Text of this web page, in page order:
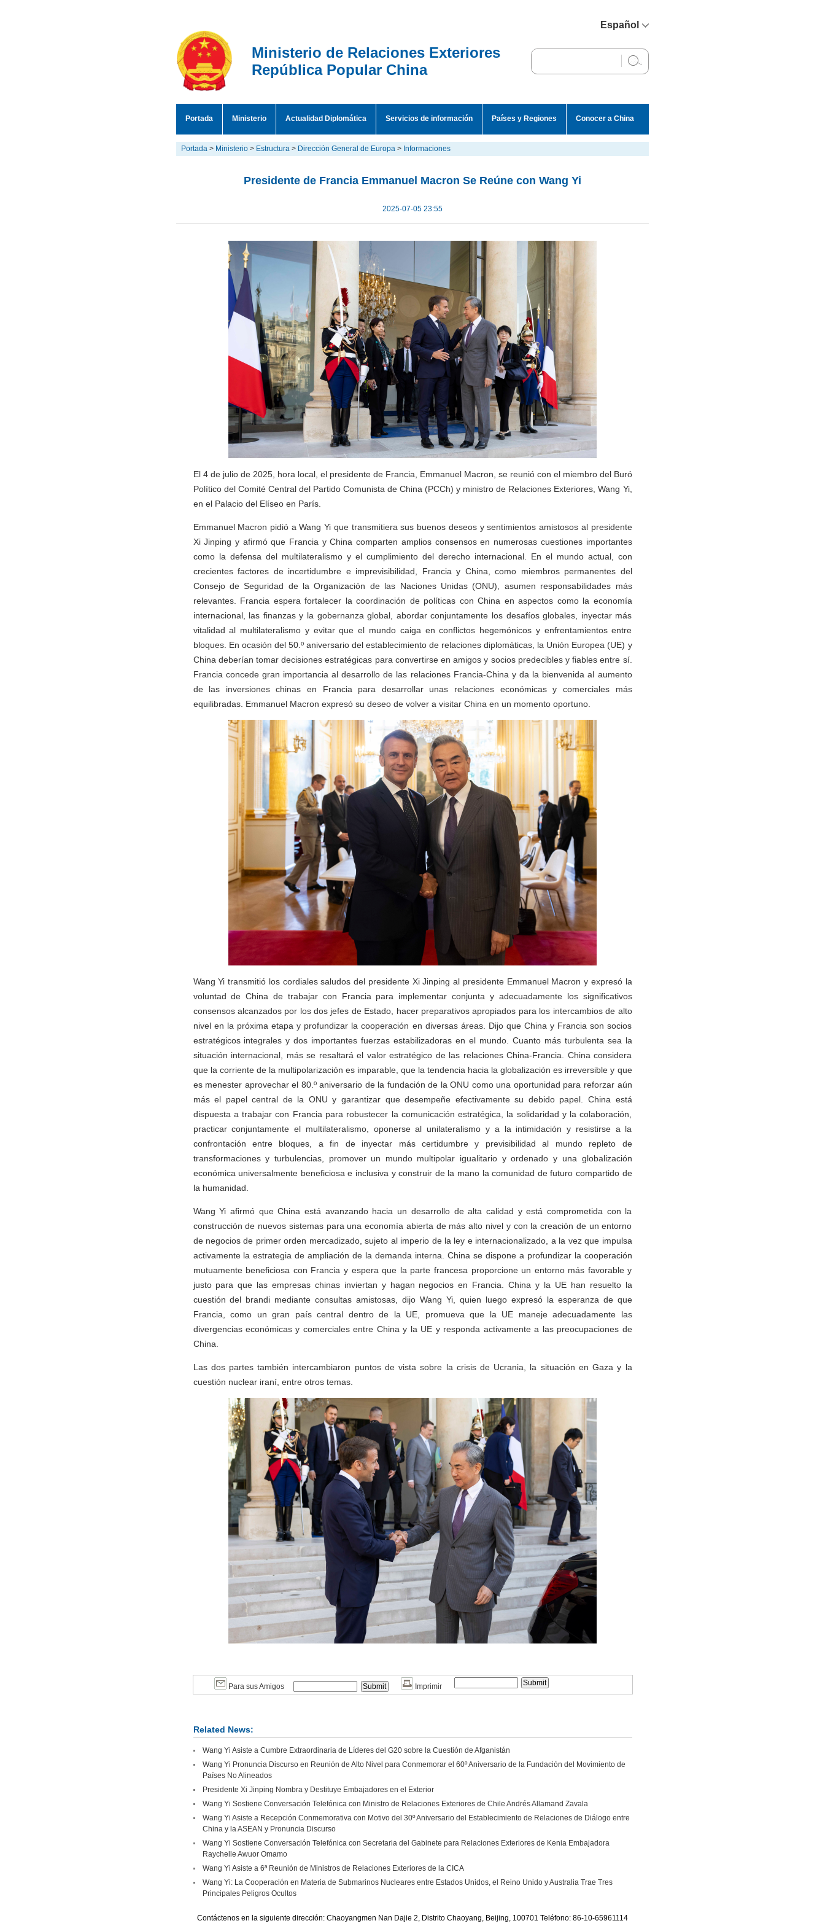
Español
English
Ministerio de Relaciones Exteriores
República Popular China
Portada Ministerio Actualidad Diplomática Servicios de información Países y Regiones Conocer a China
Portada > Ministerio > Estructura > Dirección General de Europa > Informaciones
Presidente de Francia Emmanuel Macron Se Reúne con Wang Yi
2025-07-05 23:55
El 4 de julio de 2025, hora local, el presidente de Francia, Emmanuel Macron, se reunió con el miembro del Buró
Político del Comité Central del Partido Comunista de China (PCCh) y ministro de Relaciones Exteriores, Wang Yi,
en el Palacio del Elíseo en París.
Emmanuel Macron pidió a Wang Yi que transmitiera sus buenos deseos y sentimientos amistosos al presidente
Xi Jinping y afirmó que Francia y China comparten amplios consensos en numerosas cuestiones importantes
como la defensa del multilateralismo y el cumplimiento del derecho internacional. En el mundo actual, con
crecientes factores de incertidumbre e imprevisibilidad, Francia y China, como miembros permanentes del
Consejo de Seguridad de la Organización de las Naciones Unidas (ONU), asumen responsabilidades más
relevantes. Francia espera fortalecer la coordinación de políticas con China en aspectos como la economía
internacional, las finanzas y la gobernanza global, abordar conjuntamente los desafíos globales, inyectar más
vitalidad al multilateralismo y evitar que el mundo caiga en conflictos hegemónicos y enfrentamientos entre
bloques. En ocasión del 50.º aniversario del establecimiento de relaciones diplomáticas, la Unión Europea (UE) y
China deberían tomar decisiones estratégicas para convertirse en amigos y socios predecibles y fiables entre sí.
Francia concede gran importancia al desarrollo de las relaciones Francia-China y da la bienvenida al aumento
de las inversiones chinas en Francia para desarrollar unas relaciones económicas y comerciales más
equilibradas. Emmanuel Macron expresó su deseo de volver a visitar China en un momento oportuno.
Wang Yi transmitió los cordiales saludos del presidente Xi Jinping al presidente Emmanuel Macron y expresó la
voluntad de China de trabajar con Francia para implementar conjunta y adecuadamente los significativos
consensos alcanzados por los dos jefes de Estado, hacer preparativos apropiados para los intercambios de alto
nivel en la próxima etapa y profundizar la cooperación en diversas áreas. Dijo que China y Francia son socios
estratégicos integrales y dos importantes fuerzas estabilizadoras en el mundo. Cuanto más turbulenta sea la
situación internacional, más se resaltará el valor estratégico de las relaciones China-Francia. China considera
que la corriente de la multipolarización es imparable, que la tendencia hacia la globalización es irreversible y que
es menester aprovechar el 80.º aniversario de la fundación de la ONU como una oportunidad para reforzar aún
más el papel central de la ONU y garantizar que desempeñe efectivamente su debido papel. China está
dispuesta a trabajar con Francia para robustecer la comunicación estratégica, la solidaridad y la colaboración,
practicar conjuntamente el multilateralismo, oponerse al unilateralismo y a la intimidación y resistirse a la
confrontación entre bloques, a fin de inyectar más certidumbre y previsibilidad al mundo repleto de
transformaciones y turbulencias, promover un mundo multipolar igualitario y ordenado y una globalización
económica universalmente beneficiosa e inclusiva y construir de la mano la comunidad de futuro compartido de
la humanidad.
Wang Yi afirmó que China está avanzando hacia un desarrollo de alta calidad y está comprometida con la
construcción de nuevos sistemas para una economía abierta de más alto nivel y con la creación de un entorno
de negocios de primer orden mercadizado, sujeto al imperio de la ley e internacionalizado, a la vez que impulsa
activamente la estrategia de ampliación de la demanda interna. China se dispone a profundizar la cooperación
mutuamente beneficiosa con Francia y espera que la parte francesa proporcione un entorno más favorable y
justo para que las empresas chinas inviertan y hagan negocios en Francia. China y la UE han resuelto la
cuestión del brandi mediante consultas amistosas, dijo Wang Yi, quien luego expresó la esperanza de que
Francia, como un gran país central dentro de la UE, promueva que la UE maneje adecuadamente las
divergencias económicas y comerciales entre China y la UE y responda activamente a las preocupaciones de
China.
Las dos partes también intercambiaron puntos de vista sobre la crisis de Ucrania, la situación en Gaza y la
cuestión nuclear iraní, entre otros temas.
Para sus Amigos Imprimir
Related News:
Wang Yi Asiste a Cumbre Extraordinaria de Líderes del G20 sobre la Cuestión de Afganistán
Wang Yi Pronuncia Discurso en Reunión de Alto Nivel para Conmemorar el 60º Aniversario de la Fundación del Movimiento de
Países No Alineados
Presidente Xi Jinping Nombra y Destituye Embajadores en el Exterior
Wang Yi Sostiene Conversación Telefónica con Ministro de Relaciones Exteriores de Chile Andrés Allamand Zavala
Wang Yi Asiste a Recepción Conmemorativa con Motivo del 30º Aniversario del Establecimiento de Relaciones de Diálogo entre
China y la ASEAN y Pronuncia Discurso
Wang Yi Sostiene Conversación Telefónica con Secretaria del Gabinete para Relaciones Exteriores de Kenia Embajadora
Raychelle Awuor Omamo
Wang Yi Asiste a 6ª Reunión de Ministros de Relaciones Exteriores de la CICA
Wang Yi: La Cooperación en Materia de Submarinos Nucleares entre Estados Unidos, el Reino Unido y Australia Trae Tres
Principales Peligros Ocultos
Contáctenos en la siguiente dirección: Chaoyangmen Nan Dajie 2, Distrito Chaoyang, Beijing, 100701 Teléfono: 86-10-65961114